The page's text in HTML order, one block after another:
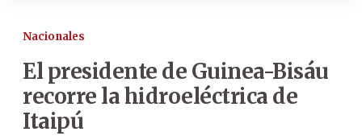
Nacionales
El presidente de Guinea-Bisáu
recorre la hidroeléctrica de
Itaipú